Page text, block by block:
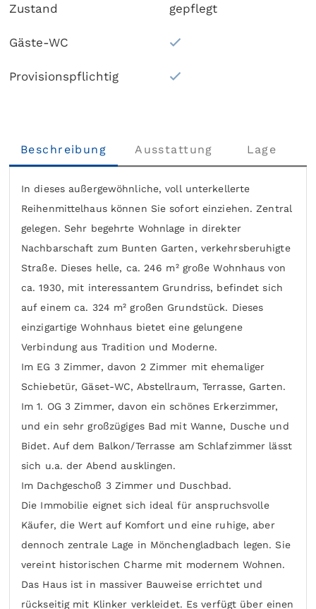
Zustand gepflegt
Gäste-WC
Provisionspflichtig
Beschreibung Ausstattung Lage
In dieses außergewöhnliche, voll unterkellerte
Reihenmittelhaus können Sie sofort einziehen. Zentral
gelegen. Sehr begehrte Wohnlage in direkter
Nachbarschaft zum Bunten Garten, verkehrsberuhigte
Straße. Dieses helle, ca. 246 m² große Wohnhaus von
ca. 1930, mit interessantem Grundriss, befindet sich
auf einem ca. 324 m² großen Grundstück. Dieses
einzigartige Wohnhaus bietet eine gelungene
Verbindung aus Tradition und Moderne.
Im EG 3 Zimmer, davon 2 Zimmer mit ehemaliger
Schiebetür, Gäset-WC, Abstellraum, Terrasse, Garten.
Im 1. OG 3 Zimmer, davon ein schönes Erkerzimmer,
und ein sehr großzügiges Bad mit Wanne, Dusche und
Bidet. Auf dem Balkon/Terrasse am Schlafzimmer lässt
sich u.a. der Abend ausklingen.
Im Dachgeschoß 3 Zimmer und Duschbad.
Die Immobilie eignet sich ideal für anspruchsvolle
Käufer, die Wert auf Komfort und eine ruhige, aber
dennoch zentrale Lage in Mönchengladbach legen. Sie
vereint historischen Charme mit modernem Wohnen.
Das Haus ist in massiver Bauweise errichtet und
rückseitig mit Klinker verkleidet. Es verfügt über einen